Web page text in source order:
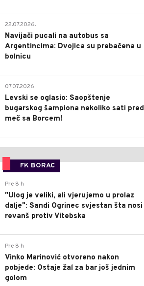
22.07.2026.
Navijači pucali na autobus sa
Argentincima: Dvojica su prebačena u
bolnicu
07.07.2026.
Levski se oglasio: Saopštenje
bugarskog šampiona nekoliko sati pred
meč sa Borcem!
FK BORAC
Pre 8 h
"Ulog je veliki, ali vjerujemo u prolaz
dalje": Sandi Ogrinec svjestan šta nosi
revanš protiv Vitebska
Pre 8 h
Vinko Marinović otvoreno nakon
pobjede: Ostaje žal za bar još jednim
golom